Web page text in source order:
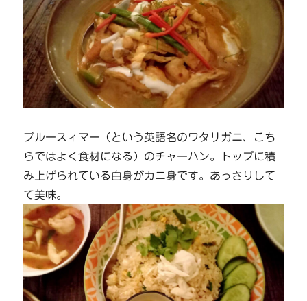
ブルースィマー（という英語名のワタリガニ、こち
らではよく食材になる）のチャーハン。トップに積
み上げられている白身がカニ身です。あっさりして
て美味。